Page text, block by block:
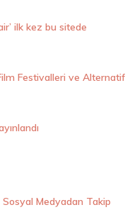
ilk kez bu sitede
Festivalleri ve Alternatif
Medyadan Takip